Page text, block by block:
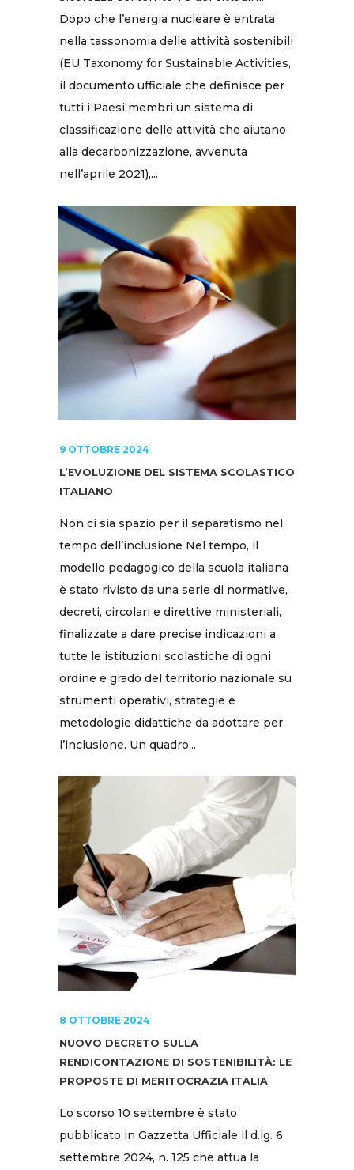
Dopo che l’energia nucleare è entrata
nella tassonomia delle attività sostenibili
(EU Taxonomy for Sustainable Activities,
il documento ufficiale che definisce per
tutti i Paesi membri un sistema di
classificazione delle attività che aiutano
alla decarbonizzazione, avvenuta
nell’aprile 2021),...
9 OTTOBRE 2024
L’EVOLUZIONE DEL SISTEMA SCOLASTICO
ITALIANO
Non ci sia spazio per il separatismo nel
tempo dell’inclusione Nel tempo, il
modello pedagogico della scuola italiana
è stato rivisto da una serie di normative,
decreti, circolari e direttive ministeriali,
finalizzate a dare precise indicazioni a
tutte le istituzioni scolastiche di ogni
ordine e grado del territorio nazionale su
strumenti operativi, strategie e
metodologie didattiche da adottare per
l’inclusione. Un quadro...
8 OTTOBRE 2024
NUOVO DECRETO SULLA
RENDICONTAZIONE DI SOSTENIBILITÀ: LE
PROPOSTE DI MERITOCRAZIA ITALIA
Lo scorso 10 settembre è stato
pubblicato in Gazzetta Ufficiale il d.lg. 6
settembre 2024, n. 125 che attua la